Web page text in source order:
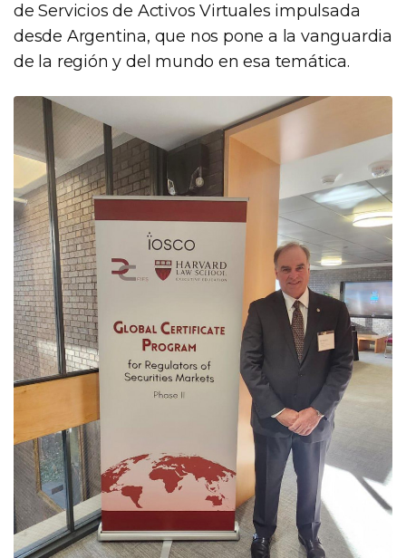
de Servicios de Activos Virtuales impulsada
desde Argentina, que nos pone a la vanguardia
de la región y del mundo en esa temática.